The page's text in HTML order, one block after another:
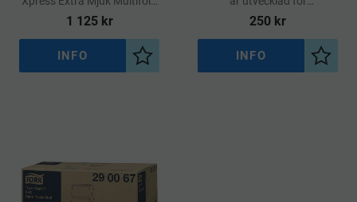
Premium 21st
1 125kr
Lägg till i önskelista
INFO
professionella miljöer där
höga krav ställs på både
hygien och hudvänlighet
250 kr
Lägg
INFO